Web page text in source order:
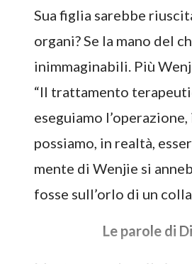
Sua figlia sarebbe
organi? Se la mano del
inimmaginabili. Più
“Il trattamento
eseguiamo
possiamo, in realtà,
mente di Wenjie si
fosse sull’orlo di un
Le parole di